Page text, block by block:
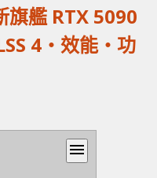
旗艦 RTX 5090
4‧效能‧功
menu